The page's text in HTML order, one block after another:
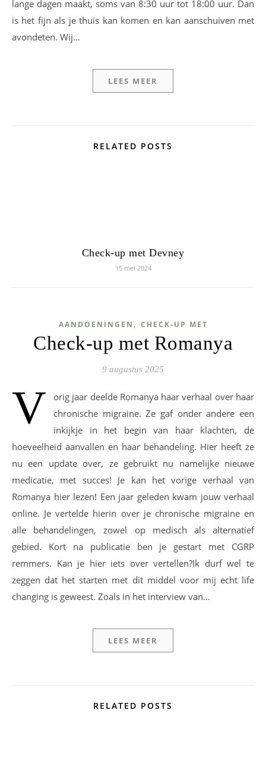
lange dagen maakt, soms van 8:30 uur tot 18:00 uur. Dan
is het fijn als je thuis kan komen en kan aanschuiven met
avondeten. Wij…
LEES MEER
RELATED POSTS
Check-up met Devney
15 mei 2024
AANDOENINGEN , CHECK-UP MET
Check-up met Romanya
9 augustus 2025
V
orig jaar deelde Romanya haar verhaal over haar
chronische migraine. Ze gaf onder andere een
inkijkje in het begin van haar klachten, de
hoeveelheid aanvallen en haar behandeling. Hier heeft ze
nu een update over, ze gebruikt nu namelijke nieuwe
medicatie, met succes! Je kan het vorige verhaal van
Romanya hier lezen! Een jaar geleden kwam jouw verhaal
online. Je vertelde hierin over je chronische migraine en
alle behandelingen, zowel op medisch als alternatief
gebied. Kort na publicatie ben je gestart met CGRP
remmers. Kan je hier iets over vertellen?Ik durf wel te
zeggen dat het starten met dit middel voor mij echt life
changing is geweest. Zoals in het interview van…
LEES MEER
RELATED POSTS